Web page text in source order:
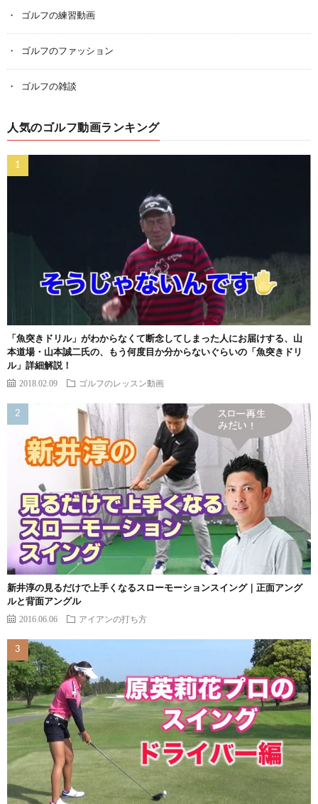
ゴルフの練習動画
ゴルフのファッション
ゴルフの雑談
人気のゴルフ動画ランキング
「魚突きドリル」がわからなくて断念してしまった人にお届けする、山
本道場・山本誠二氏の、もう何度目か分からないぐらいの「魚突きドリ
ル」詳細解説！
2018.02.09 ゴルフのレッスン動画
新井淳の見るだけで上手くなるスローモーションスイング｜正面アング
ルと背面アングル
2016.06.06 アイアンの打ち方